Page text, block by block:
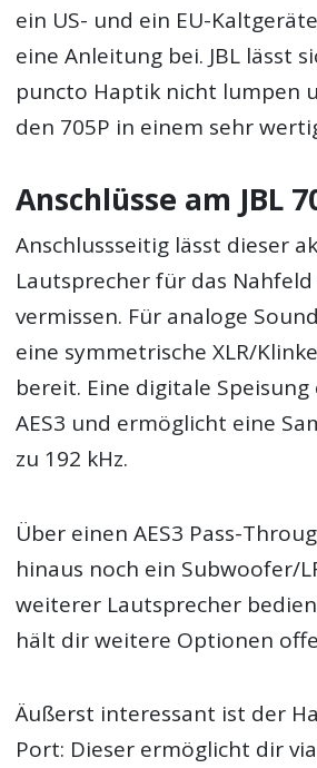
ein US- und ein EU-
eine Anleitung bei. JBL lässt
puncto Haptik nicht lumpen
den 705P in einem sehr
Anschlüsse am JBL
Anschlussseitig lässt dieser
Lautsprecher für das
vermissen. Für analoge
eine symmetrische XLR/
bereit. Eine digitale
AES3 und ermöglicht eine
zu 192 kHz.
Über einen AES3 Pass-
hinaus noch ein Subwoofer/
weiterer Lautsprecher
hält dir weitere Optionen
Äußerst interessant ist der
Port: Dieser ermöglicht dir